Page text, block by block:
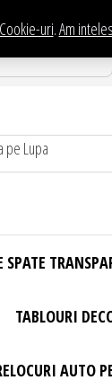
Cookie-uri.Am
pe Lupa
SPATE
TABLOURI
AUTO